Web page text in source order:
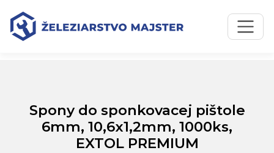
Preskočiť na obsah
Preskočiť na hlavné menu
Úvodná stránka
Spony do sponkovacej pištole 6mm, 10,6x1,2mm, 1000ks,
EXTOL PREMIUM
Spony do sponkovacej pištole
6mm, 10,6x1,2mm, 1000ks,
EXTOL PREMIUM